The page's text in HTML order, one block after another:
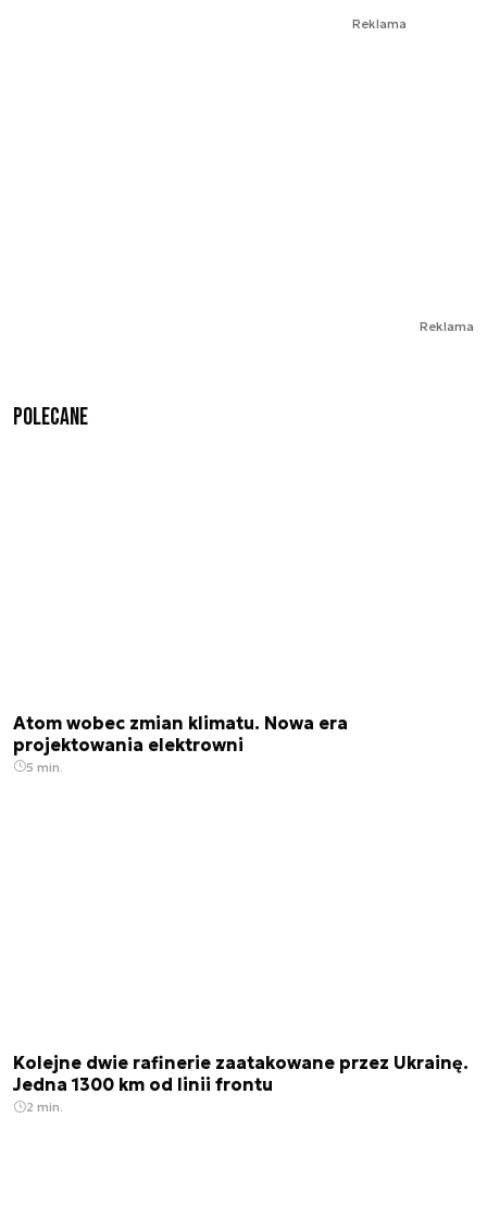
Reklama
Reklama
Polecane
Atom wobec zmian klimatu. Nowa era
projektowania elektrowni
5 min.
Kolejne dwie rafinerie zaatakowane przez Ukrainę.
Jedna 1300 km od linii frontu
2 min.